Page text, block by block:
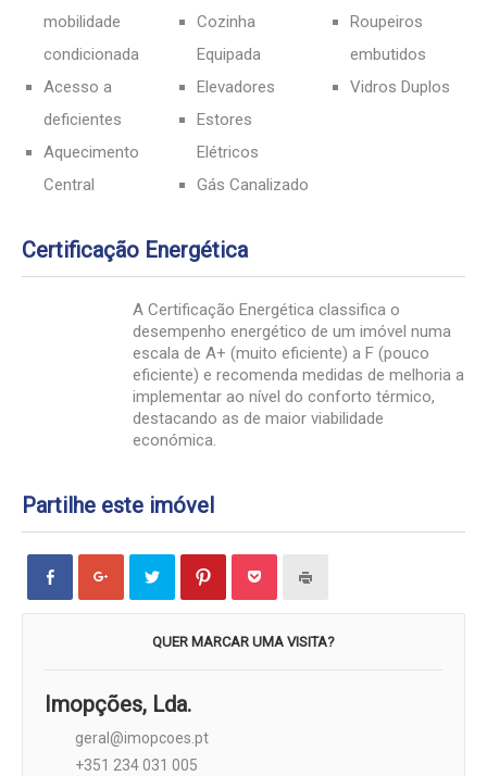
mobilidade
condicionada
Acesso a
deficientes
Aquecimento
Central
Cozinha
Equipada
Elevadores
Estores
Elétricos
Gás Canalizado
Roupeiros
embutidos
Vidros Duplos
Certificação Energética
A Certificação Energética classifica o
desempenho energético de um imóvel numa
escala de A+ (muito eficiente) a F (pouco
eficiente) e recomenda medidas de melhoria a
implementar ao nível do conforto térmico,
destacando as de maior viabilidade
económica.
Partilhe este imóvel
share
on
share
on
(Opens
Carregue
para
partilhar
Twitter
(Opens
window)
share
on
(Opens
in
share
on
(Opens
in
imprimir
in
new
QUER MARCAR UMA VISITA?
Imopções, Lda.
geral@imopcoes.pt
+351 234 031 005